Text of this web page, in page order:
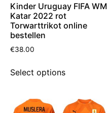
Kinder Uruguay FIFA WM
Katar 2022 rot
Torwarttrikot online
bestellen
€38.00
Select options